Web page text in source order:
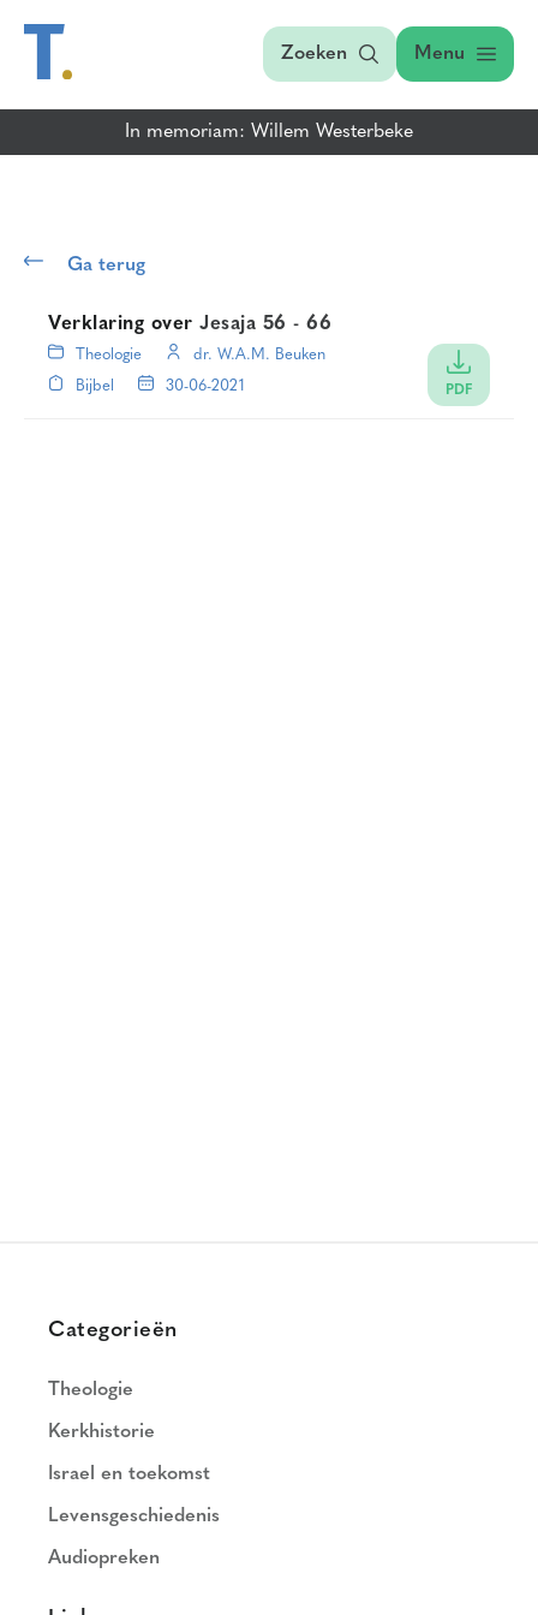
Zoeken Menu
In memoriam: Willem Westerbeke
Ga terug
Verklaring over Jesaja 56 - 66
Theologie
dr. W.A.M. Beuken
Bijbel
30-06-2021 PDF
Categorieën
Theologie
Kerkhistorie
Israel en toekomst
Levensgeschiedenis
Audiopreken